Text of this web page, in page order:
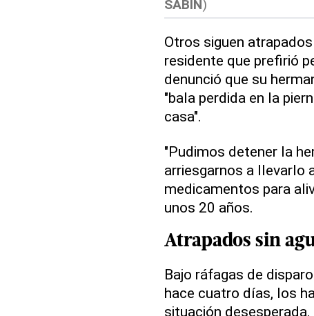
SABIN)
Otros siguen
residente que prefirió
denunció que su
"bala perdida en la
casa".
"Pudimos detener la
arriesgarnos a llevarlo
medicamentos para
unos 20 años.
Atrapados sin
Bajo ráfagas de
hace cuatro días, los
situación desesperada.